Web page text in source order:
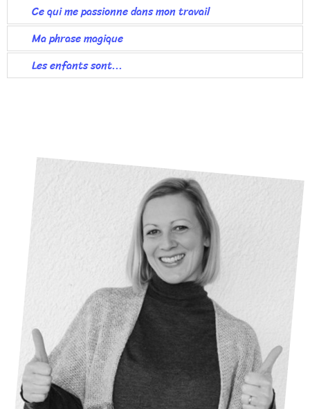
Ce qui me passionne dans mon travail
Ma phrase magique
Les enfants sont...